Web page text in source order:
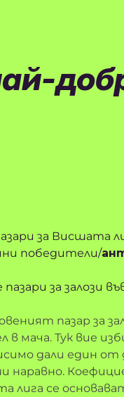
за Висшата
победители/
за залози
пазар за
в мача. Тук вие
дали един
наравно.
лига се